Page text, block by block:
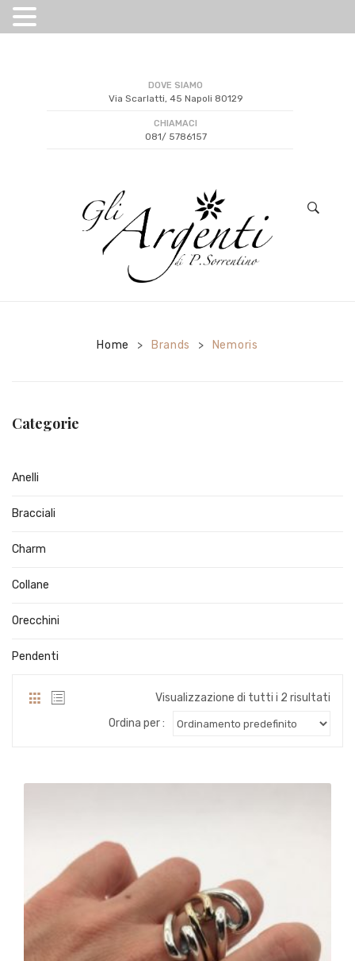
DOVE SIAMO
Via Scarlatti, 45 Napoli 80129
CHIAMACI
081/ 5786157
Home > Brands > Nemoris
Categorie
Anelli
Bracciali
Charm
Collane
Orecchini
Pendenti
Visualizzazione di tutti i 2 risultati
Ordina per :